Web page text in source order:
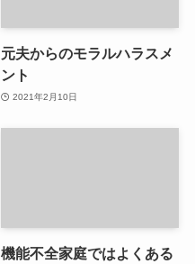
元夫からのモラルハラスメ
ント
2021年2月10日
機能不全家庭ではよくある